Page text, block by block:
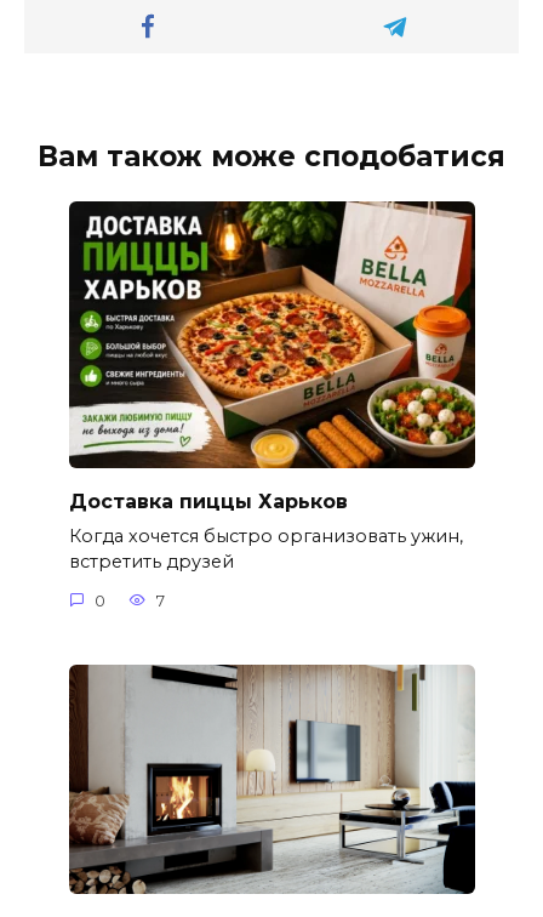
Вам також може сподобатися
Доставка пиццы Харьков
Когда хочется быстро организовать ужин,
встретить друзей
0 7